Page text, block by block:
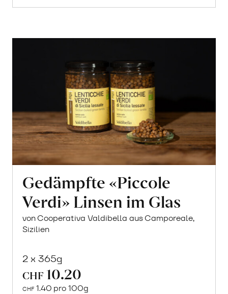
Gedämpfte «Piccole
Verdi» Linsen im Glas
von Cooperativa Valdibella aus Camporeale,
Sizilien
2 x 365g
CHF 10.20
CHF 1.40 pro 100g